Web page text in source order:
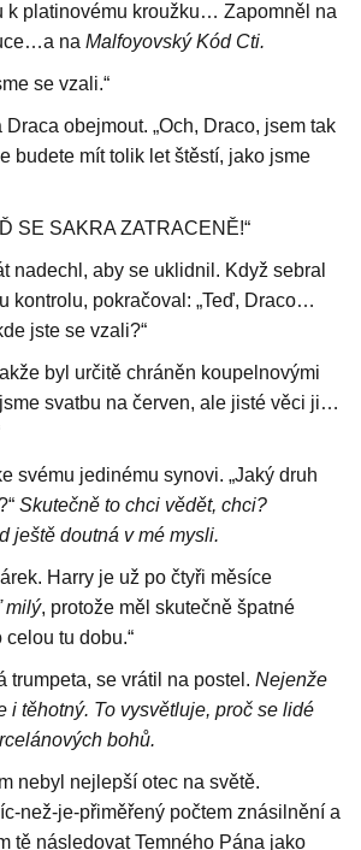
k platinovému kroužku… Zapomněl na
na Malfoyovský Kód Cti.
se vzali.“
obejmout. „Och, Draco, jsem tak
budete mít tolik let štěstí, jako jsme
SE SAKRA ZATRACENĚ!“
nadechl, aby se uklidnil. Když sebral
kontrolu, pokračoval: „Teď, Draco…
jste se vzali?“
byl určitě chráněn koupelnovými
svatbu na červen, ale jisté věci ji…
svému jedinému synovi. „Jaký druh
Skutečně to chci vědět, chci?
ještě doutná v mé mysli.
Harry je už po čtyři měsíce
milý, protože měl skutečně špatné
tu dobu.“
trumpeta, se vrátil na postel. Nejenže
i těhotný. To vysvětluje, proč se lidé
bohů.
nebyl nejlepší otec na světě.
než-je-přiměřený počtem znásilnění a
tě následovat Temného Pána jako